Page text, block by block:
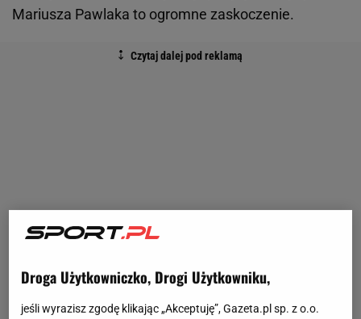
Mariusza Pawlaka to ogromne zaskoczenie.
Droga Użytkowniczko, Drogi Użytkowniku,
jeśli wyrazisz zgodę klikając „Akceptuję”, Gazeta.pl sp. z o.o.